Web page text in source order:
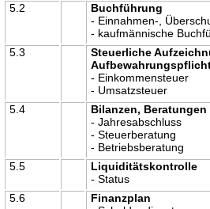
5.2
Buchführung
- Einnahmen-,
- kaufmännische
5.3
Steuerliche
- Einkommensteuer
- Umsatzsteuer
5.4
Bilanzen, Beratungen
- Jahresabschluss
- Steuerberatung
- Betriebsberatung
5.5
Liquiditätskontrolle
- Status
5.6
Finanzplan